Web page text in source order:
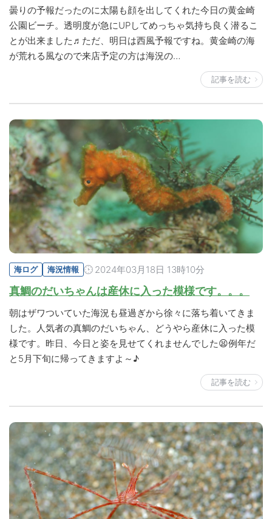
曇りの予報だったのに太陽も顔を出してくれた今日の黄金崎
公園ビーチ。透明度が急にUPしてめっちゃ気持ち良く潜るこ
とが出来ました♬ただ、明日は西風予報ですね。黄金崎の海
が荒れる風なので来店予定の方は海況の…
記事を読む
海ログ 海況情報 2024年03月18日 13時10分
真鯛のだいちゃんは産休に入った模様です。。。
朝はザワついていた海況も昼過ぎから徐々に落ち着いてきま
した。人気者の真鯛のだいちゃん、どうやら産休に入った模
様です。昨日、今日と姿を見せてくれませんでした😫例年だ
と5月下旬に帰ってきますよ～♪
記事を読む